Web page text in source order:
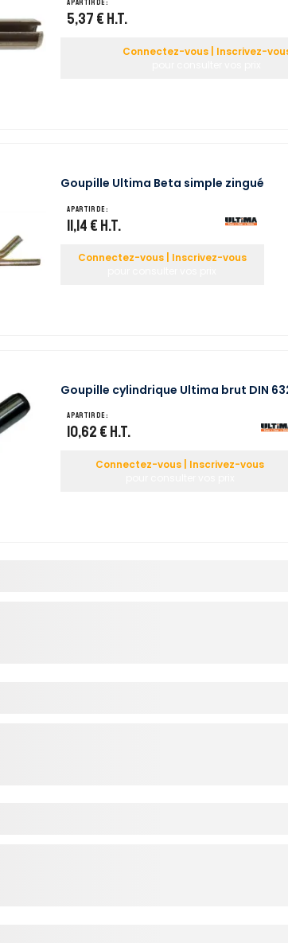
A partir de :
5,37 € H.T.
Connectez-vous | Inscrivez-
Goupille Ultima Beta simple zingué
A partir de :
11,14 € H.T.
Connectez-vous | Inscrivez-vous
Goupille cylindrique Ultima brut DIN
A partir de :
10,62 € H.T.
Connectez-vous | Inscrivez-vous